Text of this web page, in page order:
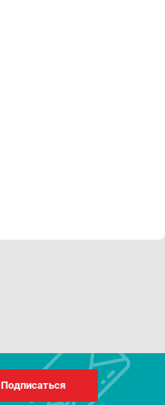
Подписаться